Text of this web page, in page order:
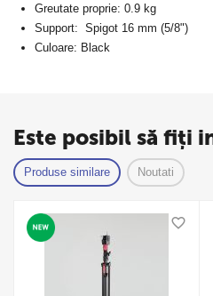
Greutate proprie: 0.9 kg
Support:Spigot 16 mm (5/8")
Culoare: Black
Este posibil să fiți
Produse similare Noutati